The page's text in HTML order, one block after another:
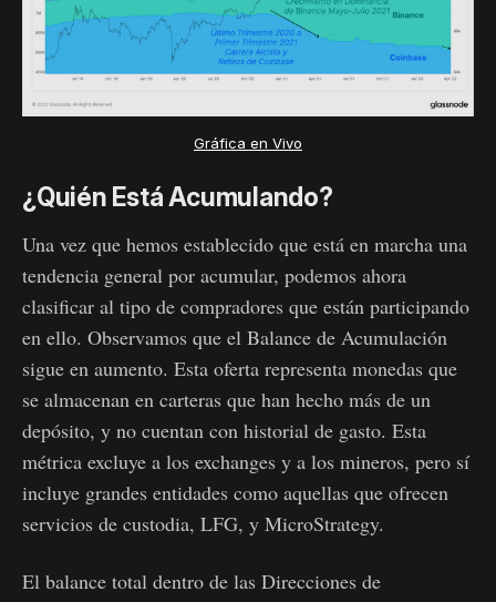
Gráfica en Vivo
¿Quién Está Acumulando?
Una vez que hemos establecido que está en marcha una
tendencia general por acumular, podemos ahora
clasificar al tipo de compradores que están participando
en ello. Observamos que el Balance de Acumulación
sigue en aumento. Esta oferta representa monedas que
se almacenan en carteras que han hecho más de un
depósito, y no cuentan con historial de gasto. Esta
métrica excluye a los exchanges y a los mineros, pero sí
incluye grandes entidades como aquellas que ofrecen
servicios de custodia, LFG, y MicroStrategy.
El balance total dentro de las Direcciones de